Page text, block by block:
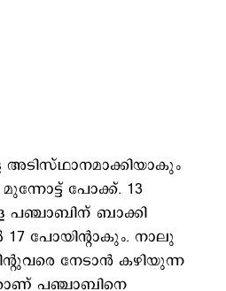
അടിസ്ഥാനമാക്കിയാകും
പോക്ക്. 13
പഞ്ചാബിന് ബാക്കി
17 പോയിന്‍റാകും. നാലു
നേടാന്‍ കഴിയുന്ന
പഞ്ചാബിനെ